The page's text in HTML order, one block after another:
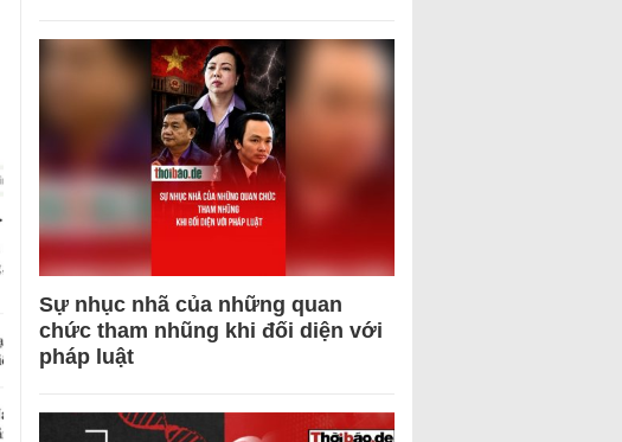
Sự nhục nhã của những quan
chức tham nhũng khi đối diện với
pháp luật